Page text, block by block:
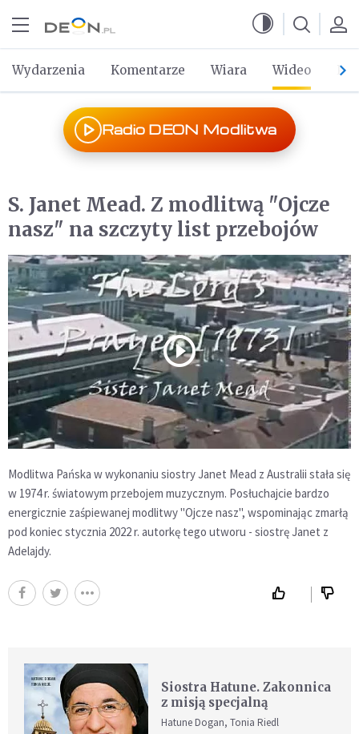
Wydarzenia Komentarze Wiara Wideo Po
Radio DEON Modlitwa
S. Janet Mead. Z modlitwą "Ojcze
nasz" na szczyty list przebojów
Modlitwa Pańska w wykonaniu siostry Janet Mead z Australii stała się
w 1974 r. światowym przebojem muzycznym. Posłuchajcie bardzo
energicznie zaśpiewanej modlitwy "Ojcze nasz", wspominając zmarłą
pod koniec stycznia 2022 r. autorkę tego utworu - siostrę Janet z
Adelajdy.
Siostra Hatune. Zakonnica
z misją specjalną
Hatune Dogan, Tonia Riedl